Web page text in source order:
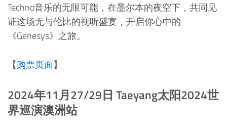
Techno音乐的无限可能，在墨尔本的夜空下，共同见
证这场无与伦比的视听盛宴，开启你心中的
《Genesys》之旅。
【购票页面】
2024年11月27/29日 Taeyang太阳2024世
界巡演澳洲站